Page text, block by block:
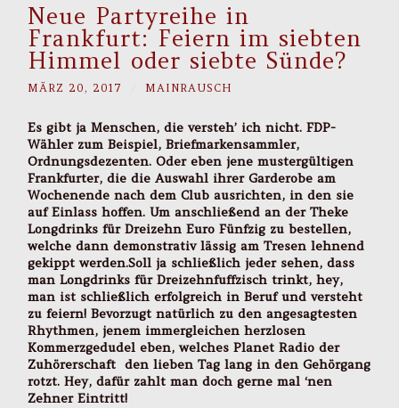
Neue Partyreihe in
Frankfurt: Feiern im siebten
Himmel oder siebte Sünde?
MÄRZ 20, 2017 MAINRAUSCH
Es gibt ja Menschen, die versteh’ ich nicht. FDP-
Wähler zum Beispiel, Briefmarkensammler,
Ordnungsdezenten. Oder eben jene mustergültigen
Frankfurter, die die Auswahl ihrer Garderobe am
Wochenende nach dem Club ausrichten, in den sie
auf Einlass hoffen. Um anschließend an der Theke
Longdrinks für Dreizehn Euro Fünfzig zu bestellen,
welche dann demonstrativ lässig am Tresen lehnend
gekippt werden.Soll ja schließlich jeder sehen, dass
man Longdrinks für Dreizehnfuffzisch trinkt, hey,
man ist schließlich erfolgreich in Beruf und versteht
zu feiern! Bevorzugt natürlich zu den angesagtesten
Rhythmen, jenem immergleichen herzlosen
Kommerzgedudel eben, welches Planet Radio der
Zuhörerschaft den lieben Tag lang in den Gehörgang
rotzt. Hey, dafür zahlt man doch gerne mal ‘nen
Zehner Eintritt!